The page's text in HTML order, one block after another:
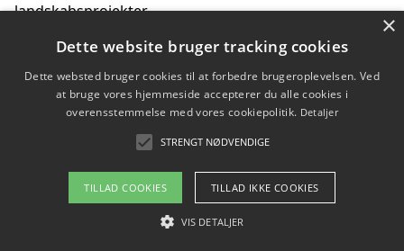
landskabsprojekter
Gør haven til et frirum for familien og naturen
Copyright 2026 - Pilanto Aps
Om / kontakt
Blog Betingelser
×
Dette website bruger tracking cookies
Dette websted bruger cookies til at forbedre brugeroplevelsen. Ved
at bruge vores hjemmeside accepterer du alle cookies i
overensstemmelse med vores cookiepolitik. Detaljer
STRENGT NØDVENDIGE
TILLAD COOKIES TILLAD IKKE COOKIES
VIS DETALJER